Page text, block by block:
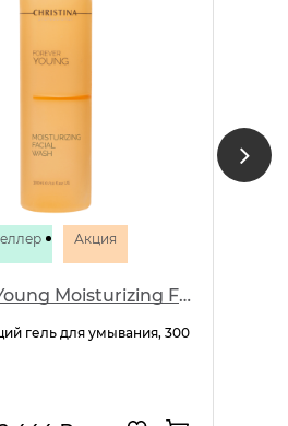
Акция
Forever Young Moisturizing Facial Wash
гель для умывания, 300